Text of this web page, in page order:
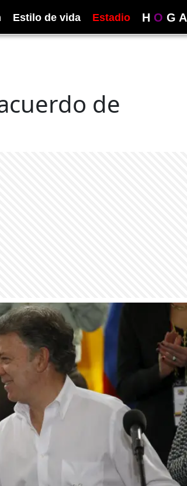
Estilo de vida Estadio H O G A
de